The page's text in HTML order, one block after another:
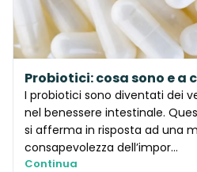
Probiotici: cosa sono e a
I probiotici sono diventati dei
nel benessere intestinale.
si afferma in risposta ad una
consapevolezza dell’impor…
Continua